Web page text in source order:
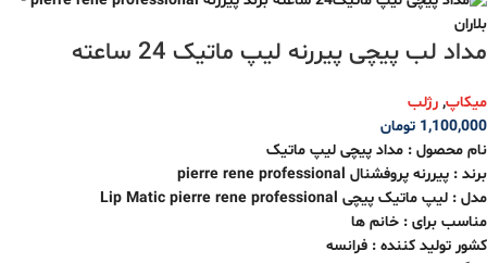
مداد لب پیچی پیررنه لیپ ماتیک 24 ساعته
میکاپ, رژلب
1,100,000 تومان
نام محصول : مداد پیچی لیپ ماتیک
برند : پیررنه پروفشنال pierre rene professional
مدل : لیپ ماتیک پیچی Lip Matic pierre rene professional
مناسب برای : خانم ها
کشور تولید کننده : فرانسه